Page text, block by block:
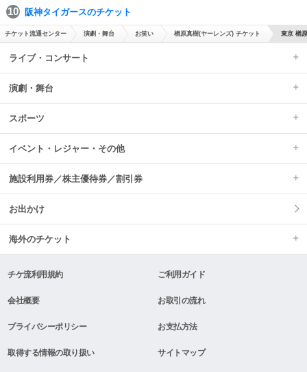
阪神タイガースのチケット
チケット流通センター 演劇・舞台 お笑い 楢原真樹(ヤーレンズ) チケット 東京 楢
ライブ・コンサート
演劇・舞台
スポーツ
イベント・レジャー・その他
施設利用券／株主優待券／割引券
お出かけ
海外のチケット
チケ流利用規約 ご利用ガイド
会社概要 お取引の流れ
プライバシーポリシー お支払方法
取得する情報の取り扱い サイトマップ